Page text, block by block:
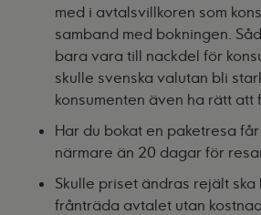
med i avtalsvillkoren som
samband med bokningen.
bara vara till nackdel för
skulle svenska valutan bli
konsumenten även ha rätt att
Har du bokat en paketresa
närmare än 20 dagar för
Skulle priset ändras rejält ska
frånträda avtalet utan